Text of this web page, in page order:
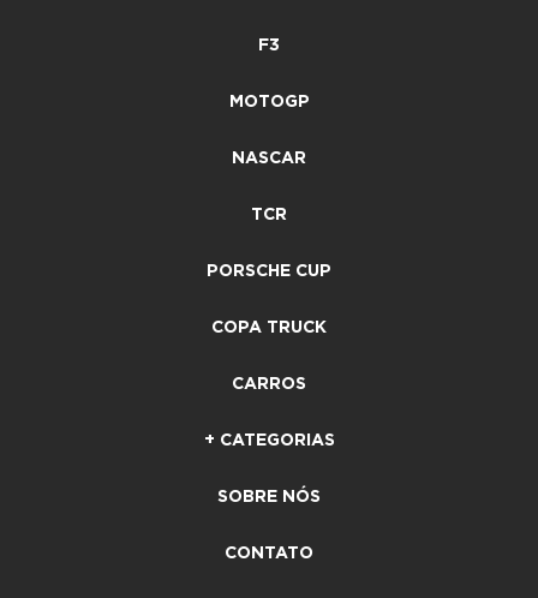
F3
MOTOGP
NASCAR
TCR
PORSCHE CUP
COPA TRUCK
CARROS
+ CATEGORIAS
SOBRE NÓS
CONTATO